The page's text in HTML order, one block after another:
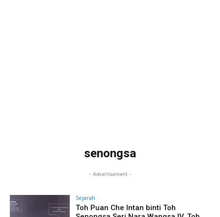
senongsa
- Advertisement -
Sejarah
Toh Puan Che Intan binti Toh